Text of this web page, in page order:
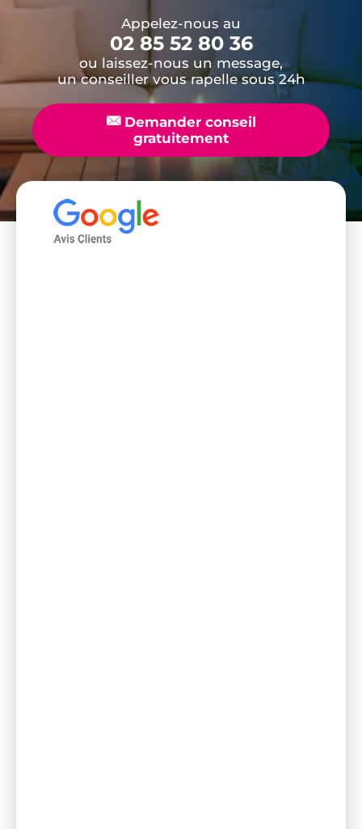
Appelez-nous au
02 85 52 80 36
ou laissez-nous un message,
un conseiller vous rapelle sous 24h
📧Demander conseil
gratuitement